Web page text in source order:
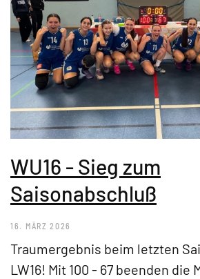
WU16 - Sieg zum
Saisonabschluß
16. MÄRZ 2026
Traumergebnis beim letzten
LW16! Mit 100 - 67 beenden die